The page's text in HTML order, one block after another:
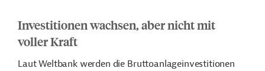
Investitionen wachsen, aber nicht mit
voller Kraft
Laut Weltbank werden die Bruttoanlageinvestitionen